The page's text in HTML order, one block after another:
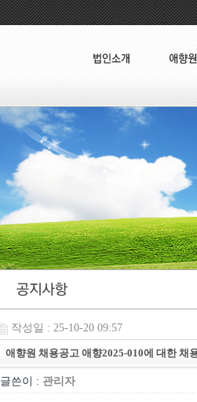
작성일 : 25-10-20 09:57
애향원 채용공고 애향2025-010에 대한 채
글쓴이 : 관리자